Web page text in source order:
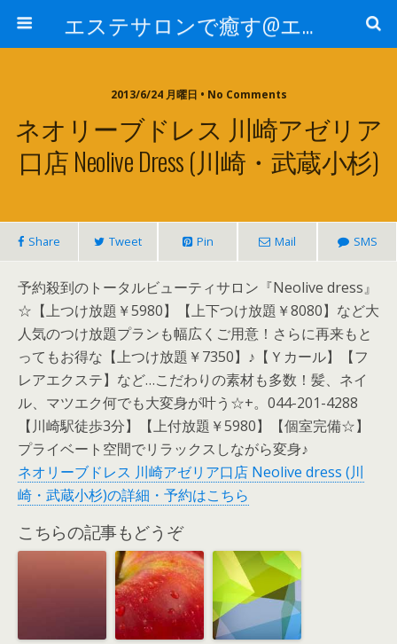
エステサロンで癒す@エステ～全国エステ情報
2013/6/24 月曜日 • No Comments
ネオリーブドレス 川崎アゼリア
口店 Neolive Dress (川崎・武蔵小杉)
Share Tweet Pin Mail SMS
予約殺到のトータルビューティサロン『Neolive dress』
☆【上つけ放題￥5980】【上下つけ放題￥8080】など大
人気のつけ放題プランも幅広くご用意！さらに再来もと
ってもお得な【上つけ放題￥7350】♪【Ｙカール】【フ
レアエクステ】など…こだわりの素材も多数！髪、ネイ
ル、マツエク何でも大変身が叶う☆+。044-201-4288
【川崎駅徒歩3分】【上付放題￥5980】【個室完備☆】
プライベート空間でリラックスしながら変身♪
ネオリーブドレス 川崎アゼリア口店 Neolive dress (川
崎・武蔵小杉)の詳細・予約はこちら
こちらの記事もどうぞ